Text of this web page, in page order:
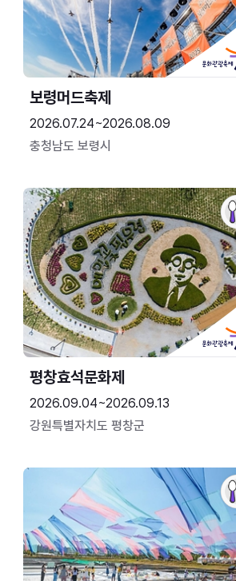
보령머드축제
2026.07.24~2026.08.09
충청남도 보령시
평창효석문화제
2026.09.04~2026.09.13
강원특별자치도 평창군